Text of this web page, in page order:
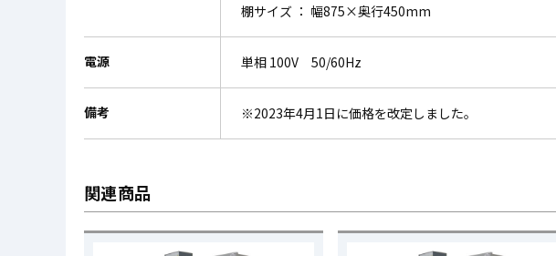
棚サイズ ： 幅875×奥行450mm
電源 単相 100V 50/60Hz
備考 ※2023年4月1日に価格を改定しました。
関連商品